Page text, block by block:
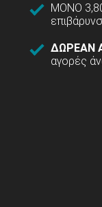
ΜΟΝΟ
ΔΩΡΕΑΝ
αγορές